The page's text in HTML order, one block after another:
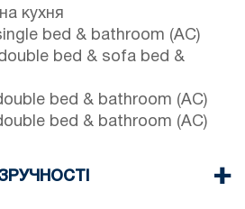
кухня
bed & bathroom (AC)
bed & sofa bed &
bed & bathroom (AC)
bed & bathroom (AC)